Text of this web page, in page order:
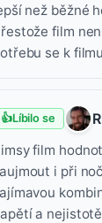
než běžné
film
se k
👍Líbilo se
film
i při
a